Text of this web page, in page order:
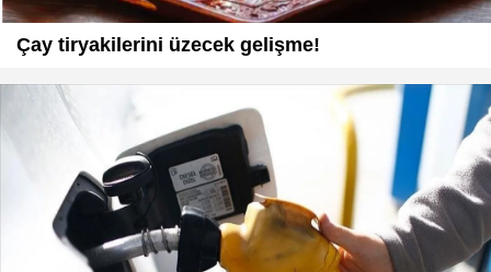
Çay tiryakilerini üzecek gelişme!